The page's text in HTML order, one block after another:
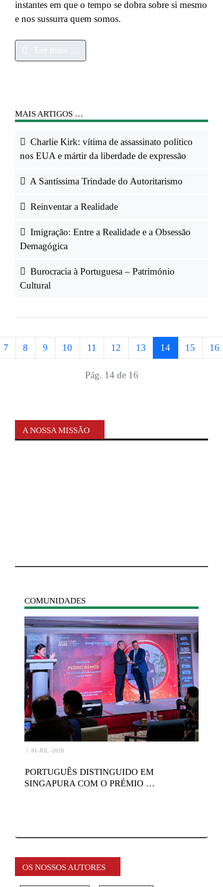
instantes em que o tempo se dobra sobre si mesmo
e nos sussurra quem somos.
MAIS ARTIGOS …
Charlie Kirk: vítima de assassinato político
nos EUA e mártir da liberdade de expressão
A Santíssima Trindade do Autoritarismo
Reinventar a Realidade
Imigração: Entre a Realidade e a Obsessão
Demagógica
Burocracia à Portuguesa – Património
Cultural
7 8 9 10 11 12 13 14 15 16
Pág. 14 de 16
A NOSSA MISSÃO
COMUNIDADES
01-JUL.-2026
PORTUGUÊS DISTINGUIDO EM
SINGAPURA COM O PRÉMIO …
OS NOSSOS AUTORES